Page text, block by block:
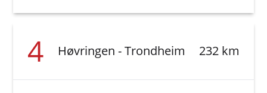
4 Høvringen - Trondheim 232 km